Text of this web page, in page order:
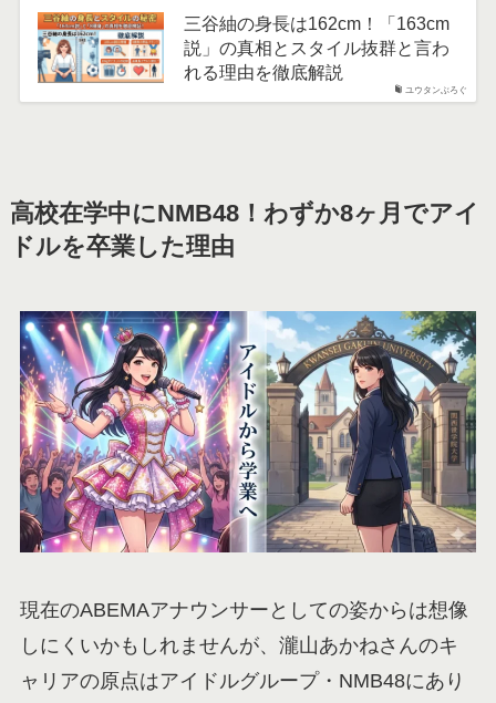
ユウタンぶろぐ
三谷紬の身長は162cm！「163cm
説」の真相とスタイル抜群と言わ
れる理由を徹底解説
高校在学中にNMB48！わずか8ヶ月でアイ
ドルを卒業した理由
現在のABEMAアナウンサーとしての姿からは想像
しにくいかもしれませんが、瀧山あかねさんのキ
ャリアの原点はアイドルグループ・NMB48にあり